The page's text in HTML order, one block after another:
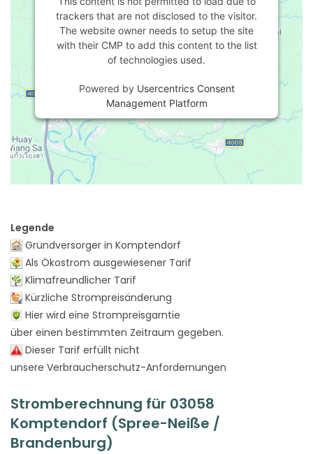
trackers that are not disclosed to the visitor.
The website owner needs to setup the site
with their CMP to add this content to the list
of technologies used.
Powered by Usercentrics Consent
Management Platform
Legende
Grundversorger in Komptendorf
Als Ökostrom ausgewiesener Tarif
Klimafreundlicher Tarif
Kürzliche Strompreisänderung
Hier wird eine Strompreisgarntie
über einen bestimmten Zeitraum gegeben.
Dieser Tarif erfüllt nicht
unsere Verbraucherschutz-Anfordernungen
Stromberechnung für 03058
Komptendorf (Spree-Neiße /
Brandenburg)